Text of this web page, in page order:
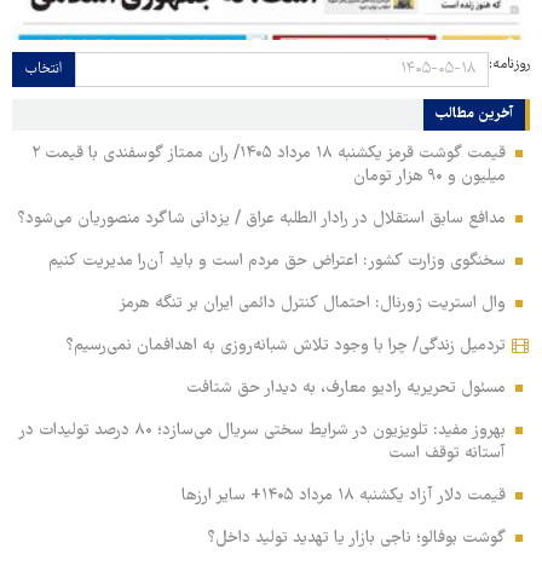
روزنامه: انتخاب
آخرین مطالب
قیمت گوشت قرمز یکشنبه ۱۸ مرداد ۱۴۰۵/ ران ممتاز گوسفندی با قیمت ۲
میلیون و ۹۰ هزار تومان
مدافع سابق استقلال در رادار الطلبه عراق / یزدانی شاگرد منصوریان می‌شود؟
سخنگوی وزارت کشور: اعتراض حق مردم است و باید آن‌را مدیریت کنیم
وال استریت ژورنال: احتمال کنترل دائمی ایران بر تنگه هرمز
تردمیل زندگی/ چرا با وجود تلاش شبانه‌روزی به اهدافمان نمی‌رسیم؟
مسئول تحریریه رادیو معارف، به دیدار حق شتافت
بهروز مفید: تلویزیون در شرایط سختی سریال می‌سازد؛ ۸۰ درصد تولیدات در
آستانه توقف است
قیمت دلار آزاد یکشنبه ۱۸ مرداد ۱۴۰۵+ سایر ارزها
گوشت بوفالو؛ ناجی بازار یا تهدید تولید داخل؟